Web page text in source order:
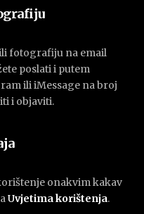
fotografiju na email
poslati i putem
ili iMessage na broj
i objaviti.
onakvim kakav
Uvjetima korištenja.